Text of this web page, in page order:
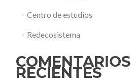
Centro de estudios
Redecosistema
COMENTARIOS
RECIENTES